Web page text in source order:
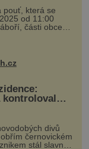
pouť, která se
od 11:00
části obce
naleznete
kostela,
kontroloval
divů
černovickém
stál slavný